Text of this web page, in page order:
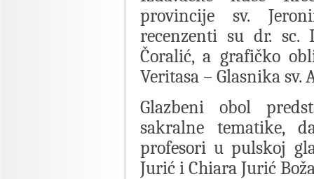
provincije sv.
recenzenti su dr. sc.
Čoralić, a grafičko
Veritasa – Glasnika sv.
Glazbeni obol
sakralne tematike,
profesori u pulskoj
Jurić i Chiara Jurić